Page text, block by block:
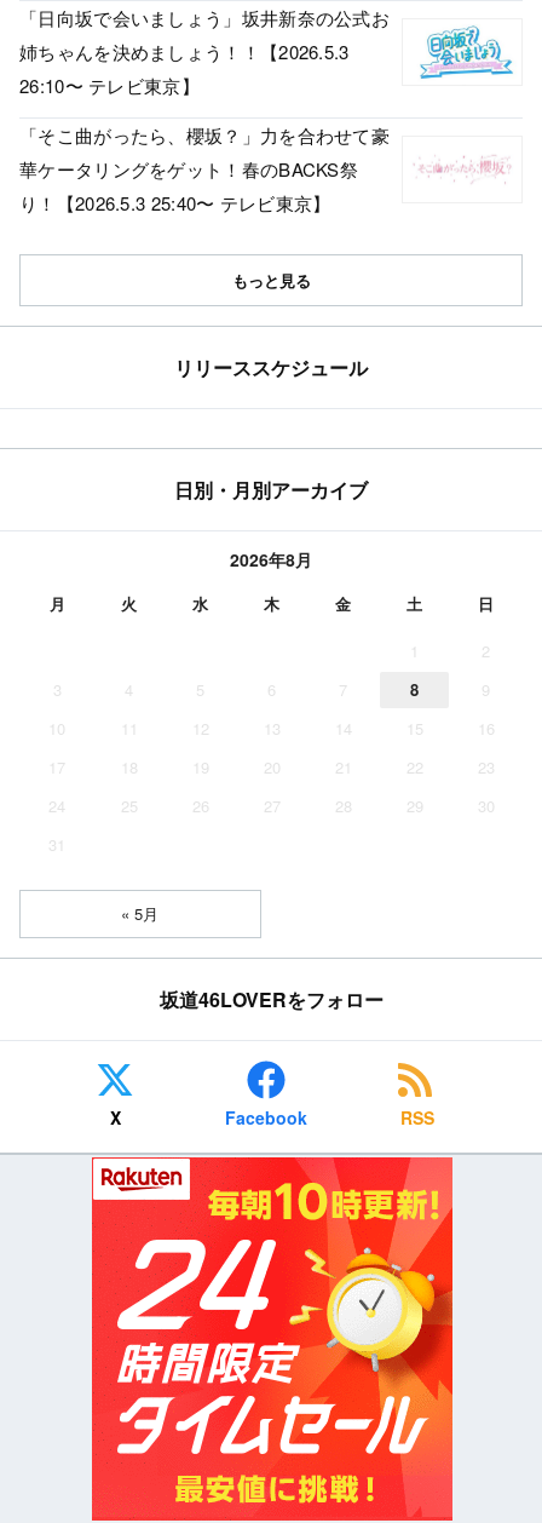
「日向坂で会いましょう」坂井新奈の公式お
姉ちゃんを決めましょう！！【2026.5.3
26:10〜 テレビ東京】
「そこ曲がったら、櫻坂？」力を合わせて豪
華ケータリングをゲット！春のBACKS祭
り！【2026.5.3 25:40〜 テレビ東京】
もっと見る
リリーススケジュール
日別・月別アーカイブ
2026年8月
月 火 水 木 金 土 日
1
2
3
4 5 6 7 8
9
10
11 12 13 14 15
16
17
18 19 20 21 22
23
24
25 26 27 28 29
30
31
« 5月
坂道46LOVERをフォロー
X Facebook RSS